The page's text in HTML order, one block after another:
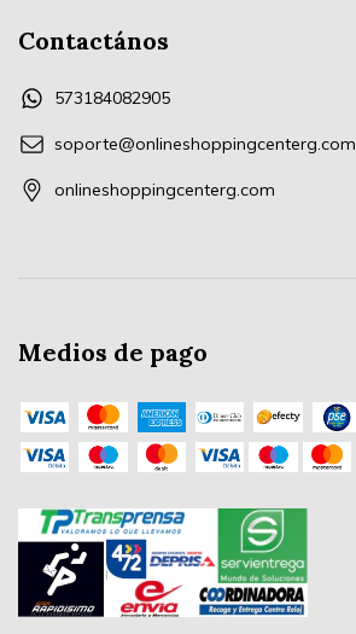
Contactános
573184082905
soporte@onlineshoppingcenterg.com
onlineshoppingcenterg.com
Medios de pago